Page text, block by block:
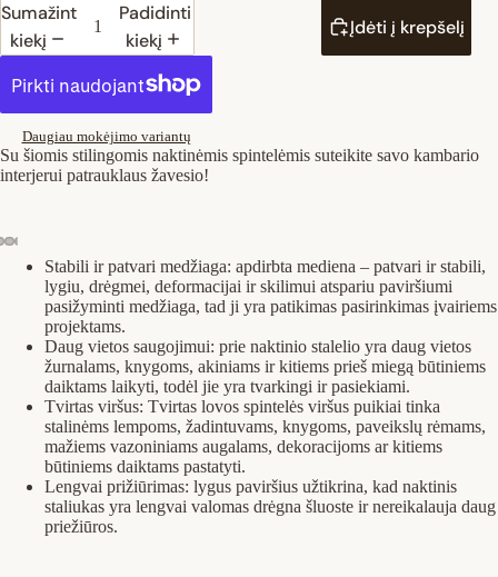
Sumažinti
kiekį
Padidinti
kiekį
Įdėti į krepšelį
Daugiau mokėjimo variantų
Su šiomis stilingomis naktinėmis spintelėmis suteikite savo kambario
interjerui patrauklaus žavesio!
Stabili ir patvari medžiaga: apdirbta mediena – patvari ir stabili,
lygiu, drėgmei, deformacijai ir skilimui atspariu paviršiumi
pasižyminti medžiaga, tad ji yra patikimas pasirinkimas įvairiems
projektams.
Daug vietos saugojimui: prie naktinio stalelio yra daug vietos
žurnalams, knygoms, akiniams ir kitiems prieš miegą būtiniems
daiktams laikyti, todėl jie yra tvarkingi ir pasiekiami.
Tvirtas viršus: Tvirtas lovos spintelės viršus puikiai tinka
stalinėms lempoms, žadintuvams, knygoms, paveikslų rėmams,
mažiems vazoniniams augalams, dekoracijoms ar kitiems
būtiniems daiktams pastatyti.
Lengvai prižiūrimas: lygus paviršius užtikrina, kad naktinis
staliukas yra lengvai valomas drėgna šluoste ir nereikalauja daug
priežiūros.